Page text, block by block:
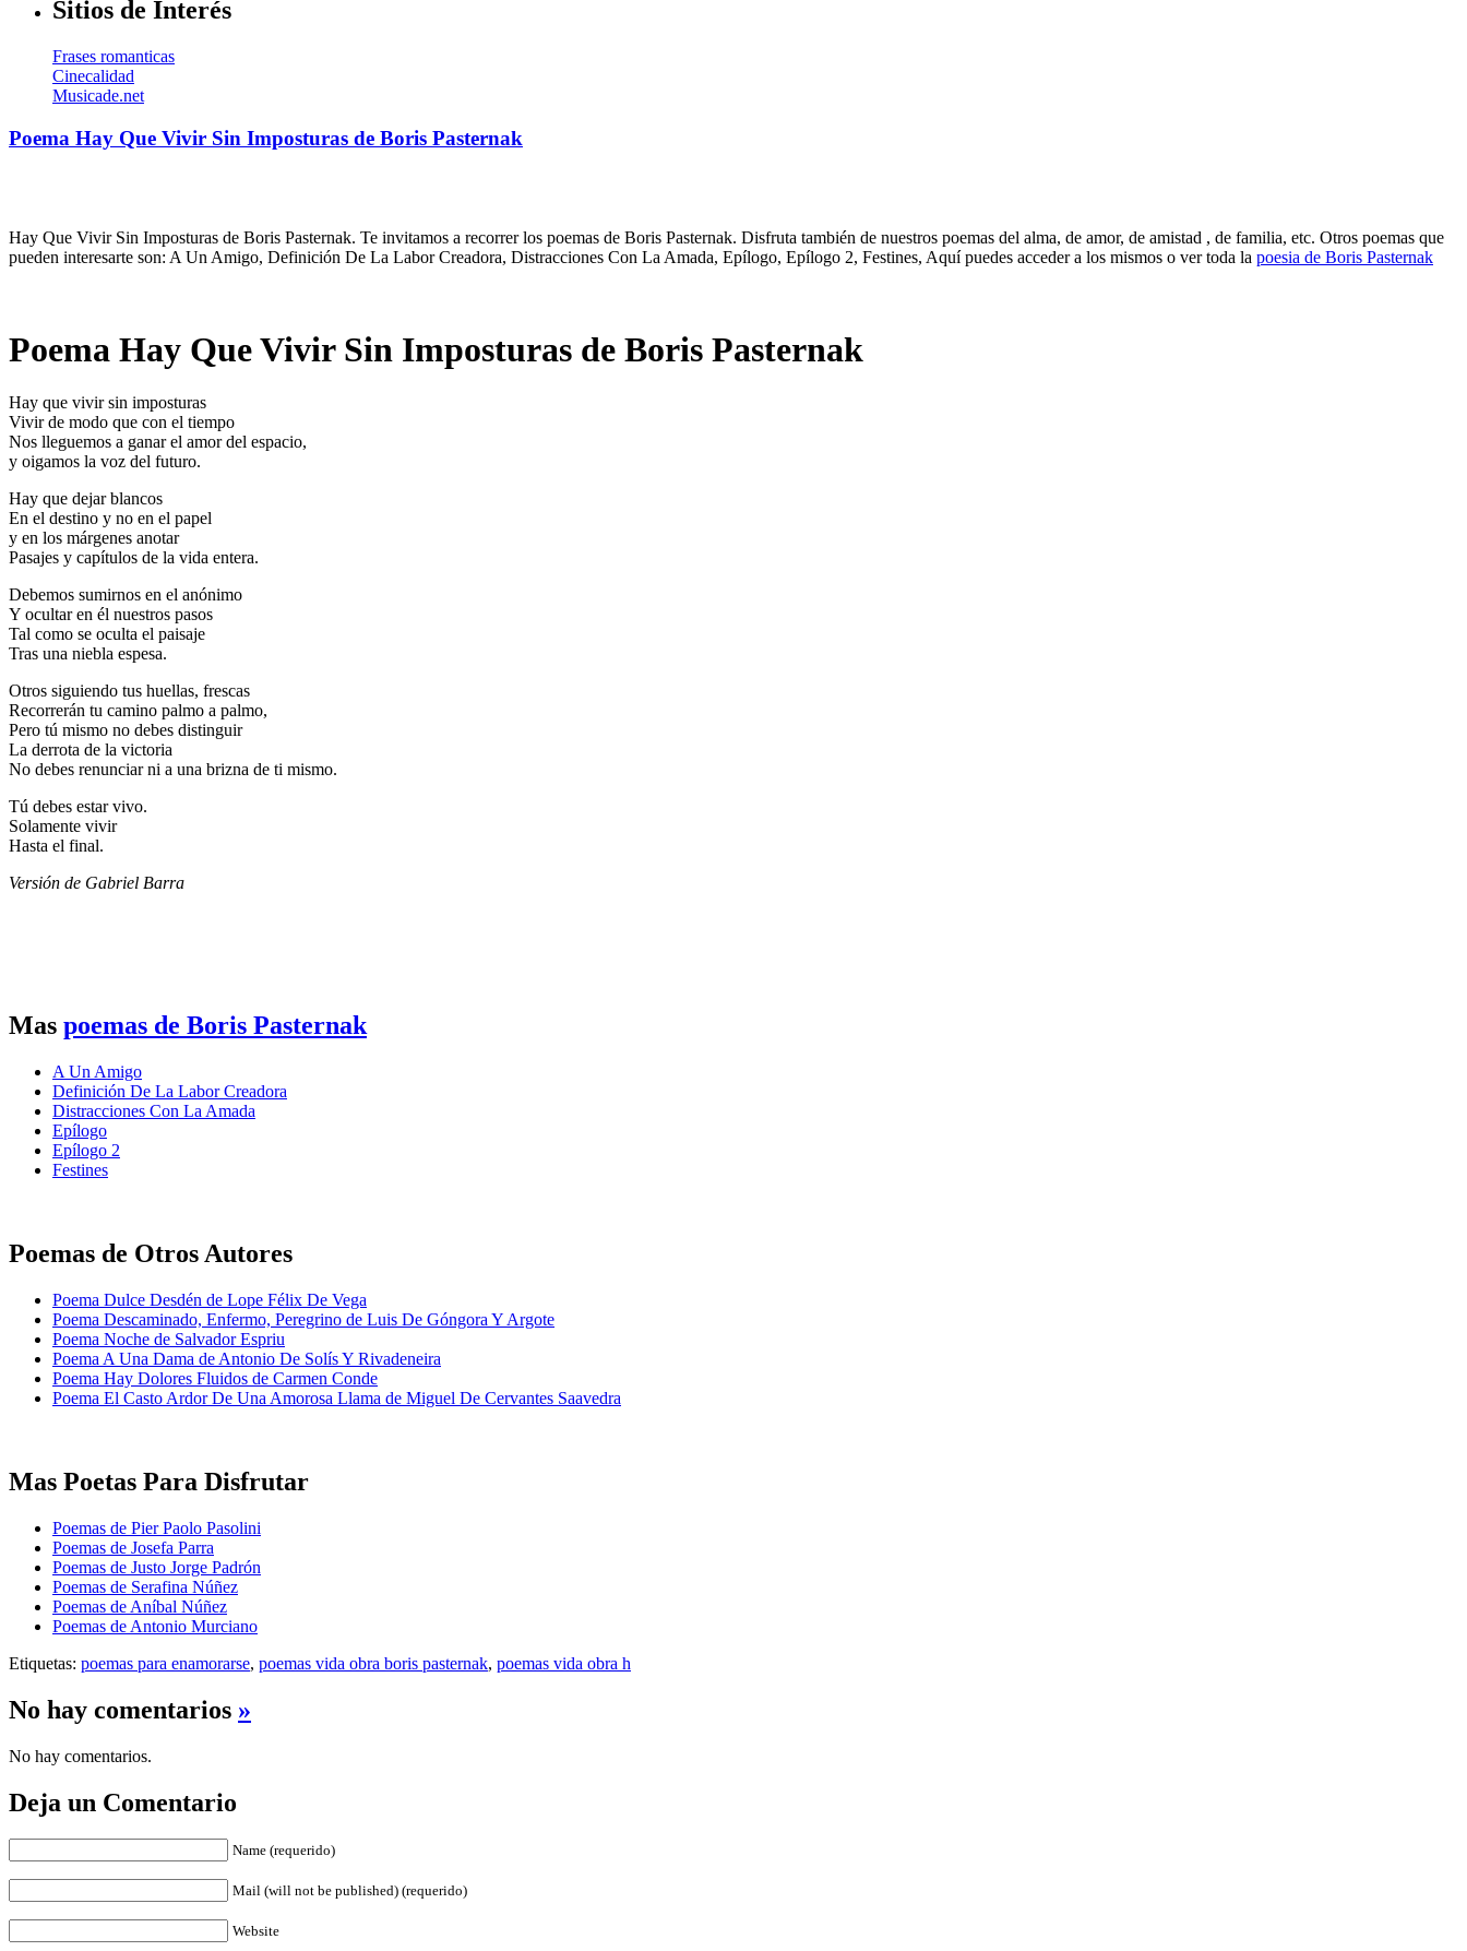
Sitios de Interés
Frases romanticas
Cinecalidad
Musicade.net
Poema Hay Que Vivir Sin Imposturas de Boris Pasternak
Hay Que Vivir Sin Imposturas de Boris Pasternak. Te invitamos a recorrer los poemas de Boris Pasternak. Disfruta también de nuestros poemas del alma, de amor, de amistad , de familia, etc. Otros poemas que
pueden interesarte son: A Un Amigo, Definición De La Labor Creadora, Distracciones Con La Amada, Epílogo, Epílogo 2, Festines, Aquí puedes acceder a los mismos o ver toda la poesia de Boris Pasternak
Poema Hay Que Vivir Sin Imposturas de Boris Pasternak
Hay que vivir sin imposturas
Vivir de modo que con el tiempo
Nos lleguemos a ganar el amor del espacio,
y oigamos la voz del futuro.
Hay que dejar blancos
En el destino y no en el papel
y en los márgenes anotar
Pasajes y capítulos de la vida entera.
Debemos sumirnos en el anónimo
Y ocultar en él nuestros pasos
Tal como se oculta el paisaje
Tras una niebla espesa.
Otros siguiendo tus huellas, frescas
Recorrerán tu camino palmo a palmo,
Pero tú mismo no debes distinguir
La derrota de la victoria
No debes renunciar ni a una brizna de ti mismo.
Tú debes estar vivo.
Solamente vivir
Hasta el final.
Versión de Gabriel Barra
Mas poemas de Boris Pasternak
A Un Amigo
Definición De La Labor Creadora
Distracciones Con La Amada
Epílogo
Epílogo 2
Festines
Poemas de Otros Autores
Poema Dulce Desdén de Lope Félix De Vega
Poema Descaminado, Enfermo, Peregrino de Luis De Góngora Y Argote
Poema Noche de Salvador Espriu
Poema A Una Dama de Antonio De Solís Y Rivadeneira
Poema Hay Dolores Fluidos de Carmen Conde
Poema El Casto Ardor De Una Amorosa Llama de Miguel De Cervantes Saavedra
Mas Poetas Para Disfrutar
Poemas de Pier Paolo Pasolini
Poemas de Josefa Parra
Poemas de Justo Jorge Padrón
Poemas de Serafina Núñez
Poemas de Aníbal Núñez
Poemas de Antonio Murciano
Etiquetas: poemas para enamorarse, poemas vida obra boris pasternak, poemas vida obra h
No hay comentarios »
No hay comentarios.
Deja un Comentario
Name (requerido)
Mail (will not be published) (requerido)
Website